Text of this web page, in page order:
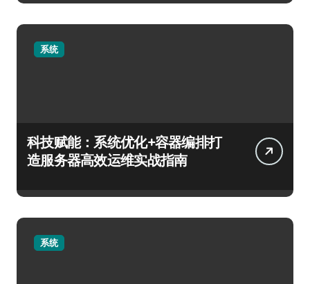
系统
科技赋能：系统优化+容器编排打
造服务器高效运维实战指南
系统